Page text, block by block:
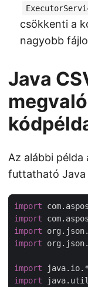
csökkenti a
nagyobb
Java
Az alábbi példa
futtatható Java
import
import
import
import
import java.io.*
import